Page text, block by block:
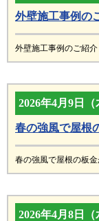
外壁施工事例の
外壁施工事例のご紹介
2026年4月9日（
春の強風で屋根
春の強風で屋根の板
2026年4月8日（